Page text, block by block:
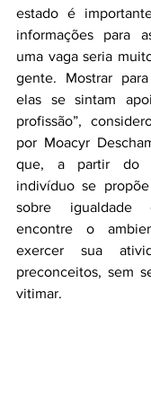
estado é
informações para
uma vaga seria
gente. Mostrar
elas se sintam
profissão”,
por Moacyr
que, a partir do
indivíduo se
sobre
encontre o
exercer sua
preconceitos, sem
vitimar.